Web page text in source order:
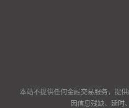
本站不提供任何金融交易服务，提
因信息残缺、延时